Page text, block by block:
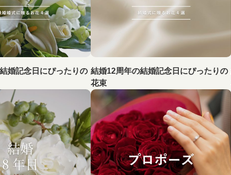
婚記念日にぴったりの 結婚12周年の結婚記念日にぴったりの
花束